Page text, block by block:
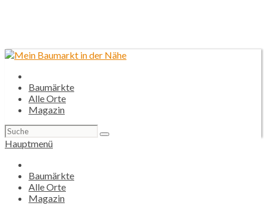
Baumärkte
Alle Orte
Magazin
Suchen
nach:
Hauptmenü
Baumärkte
Alle Orte
Magazin